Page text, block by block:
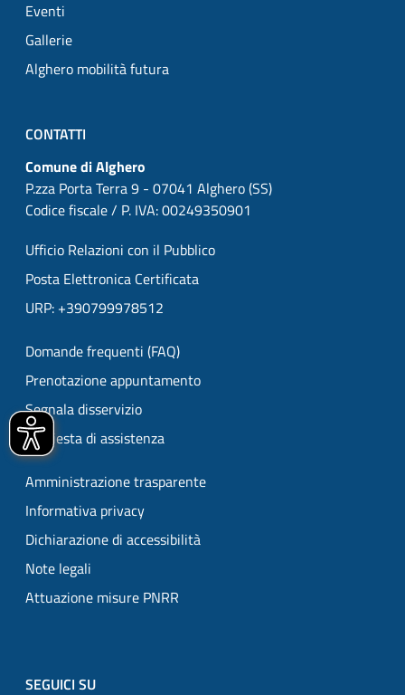
Eventi
Gallerie
Alghero mobilità futura
CONTATTI
Comune di Alghero
P.zza Porta Terra 9 - 07041 Alghero (SS)
Codice fiscale / P. IVA: 00249350901
Ufficio Relazioni con il Pubblico
Posta Elettronica Certificata
URP: +390799978512
Domande frequenti (FAQ)
Prenotazione appuntamento
Segnala disservizio
Richiesta di assistenza
Amministrazione trasparente
Informativa privacy
Dichiarazione di accessibilità
Note legali
Attuazione misure PNRR
SEGUICI SU